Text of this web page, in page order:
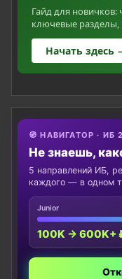
Гайд для новичков:
ключевые разделы,
Начать здесь
🧭 НАВИГАТОР · ИБ
Не знаешь,
5 направлений ИБ,
каждого — в одном
Junior
100K → 600K+